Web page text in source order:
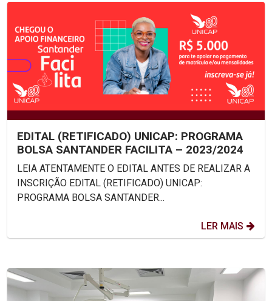
EDITAL (RETIFICADO) UNICAP: PROGRAMA
BOLSA SANTANDER FACILITA – 2023/2024
LEIA ATENTAMENTE O EDITAL ANTES DE REALIZAR A
INSCRIÇÃO EDITAL (RETIFICADO) UNICAP:
PROGRAMA BOLSA SANTANDER...
LER MAIS